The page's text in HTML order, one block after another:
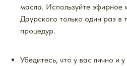
масла. Используйте эфирное
Даурского только один раз в
процедур.
Убедитесь, что у вас лично и